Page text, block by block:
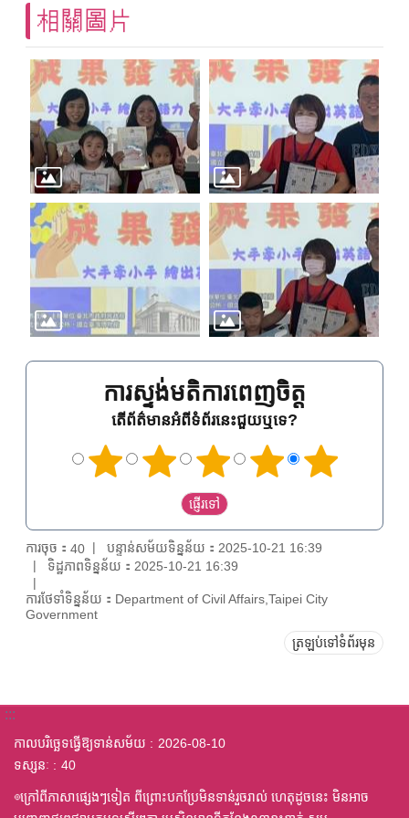
相關圖片
ការស្ទង់មតិការពេញចិត្ត
តើព័ត៌មានអំពីទំព័រនេះជួយឬទេ?
ការចុច： 40
បន្ទាន់សម័យទិន្នន័យ：2025-10-21 16:39
ទិដ្ឋភាពទិន្នន័យ：2025-10-21 16:39
ការថែទាំទិន្នន័យ：Department of Civil Affairs,Taipei City
Government
ត្រឡប់ទៅទំព័រមុន
:::
កាលបរិច្ឆេទធ្វើឱ្យទាន់សម័យ
2026-08-10
ទស្សនៈ
40
◎ក្រៅពីភាសាផ្សេងៗទៀត ពីព្រោះបកប្រែមិនទាន់រួចរាល់ ហេតុដូចនេះ មិនអាច